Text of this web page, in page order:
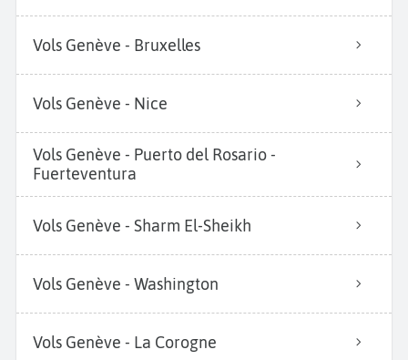
Vols Genève - Bruxelles
Vols Genève - Nice
Vols Genève - Puerto del Rosario -
Fuerteventura
Vols Genève - Sharm El-Sheikh
Vols Genève - Washington
Vols Genève - La Corogne